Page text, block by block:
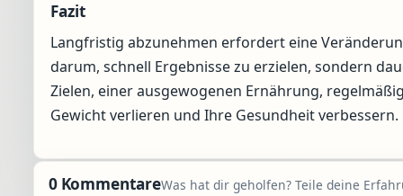
Fazit
Langfristig abzunehmen erfordert eine
darum, schnell Ergebnisse zu erzielen, sondern
Zielen, einer ausgewogenen Ernährung,
Gewicht verlieren und Ihre Gesundheit verbessern.
0 KommentareWas hat dir geholfen? Teile deine